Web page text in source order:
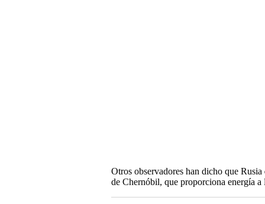
Otros observadores han dicho que
de Chernóbil, que proporciona energía